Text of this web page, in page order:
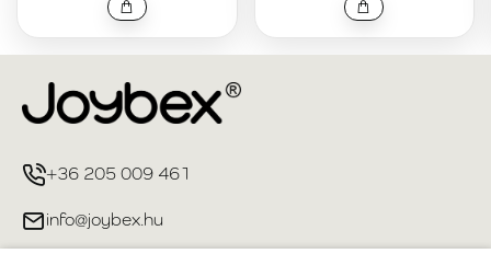
+36 205 009 461
info@joybex.hu